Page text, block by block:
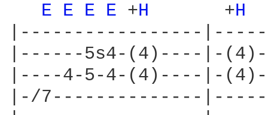
E E E E +H
      +
H
|-----------------
|------5s4-(4)----|-
|----4-5-4-(4)----|-
|-/7--------------